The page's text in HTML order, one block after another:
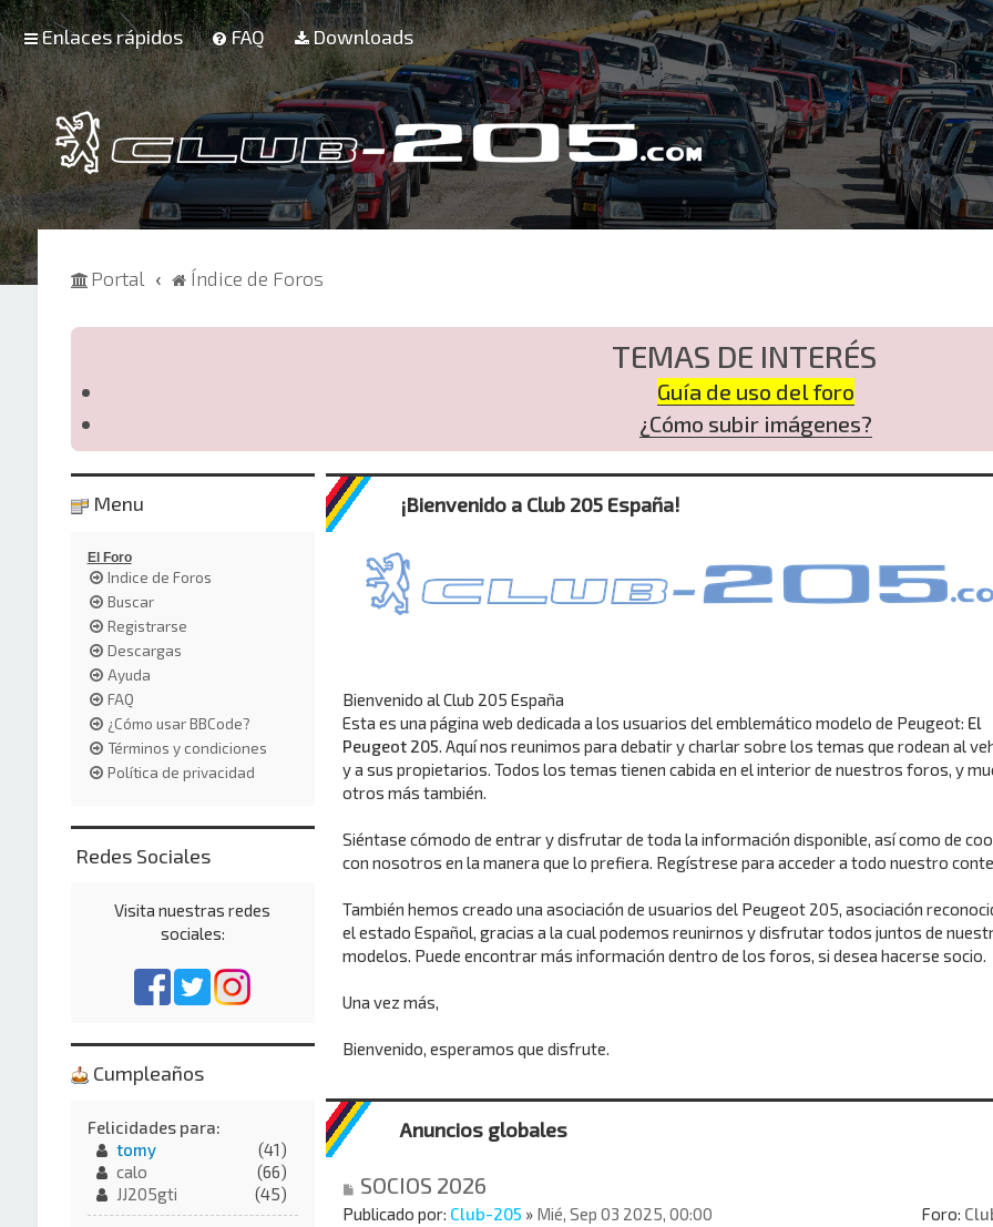
Enlaces rápidos FAQ Downloads
Portal Índice de Foros
TEMAS DE INTERÉS
Guía de uso del foro
¿Cómo subir imágenes?
¡Bienvenido a Club 205 España!
Bienvenido al Club 205 España
Esta es una página web dedicada a los usuarios del emblemático modelo de Peugeot: El
Peugeot 205. Aquí nos reunimos para debatir y charlar sobre los temas que rodean al
y a sus propietarios. Todos los temas tienen cabida en el interior de nuestros foros, y
otros más también.
Siéntase cómodo de entrar y disfrutar de toda la información disponible, así como de
con nosotros en la manera que lo prefiera. Regístrese para acceder a todo nuestro
También hemos creado una asociación de usuarios del Peugeot 205, asociación
el estado Español, gracias a la cual podemos reunirnos y disfrutar todos juntos de
modelos. Puede encontrar más información dentro de los foros, si desea hacerse socio.
Una vez más,
Bienvenido, esperamos que disfrute.
Anuncios globales
SOCIOS 2026
Publicado por: Club-205 » Mié, Sep 03 2025, 00:00 Foro:
Menu
El Foro
Indice de Foros
Buscar
Registrarse
Descargas
Ayuda
FAQ
¿Cómo usar BBCode?
Términos y condiciones
Política de privacidad
Redes Sociales
Visita nuestras redes
sociales:
Cumpleaños
Felicidades para:
tomy
(41)
calo
(66)
JJ205gti
(45)